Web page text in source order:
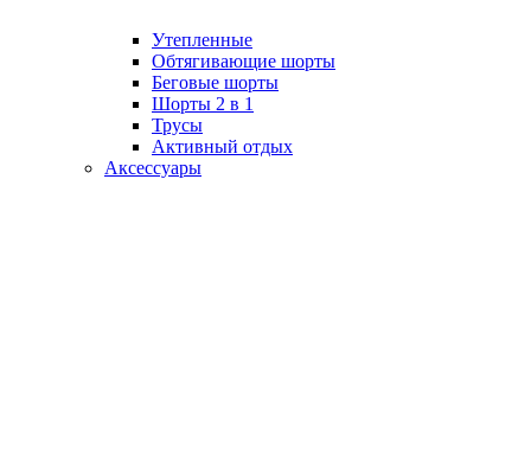
Утепленные
Обтягивающие шорты
Беговые шорты
Шорты 2 в 1
Трусы
Активный отдых
Аксессуары